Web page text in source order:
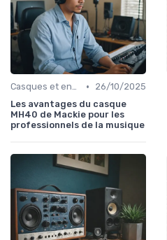
Casques et enceintes de monitoring •
26/10/2025
Les avantages du casque
MH40 de Mackie pour les
professionnels de la musique